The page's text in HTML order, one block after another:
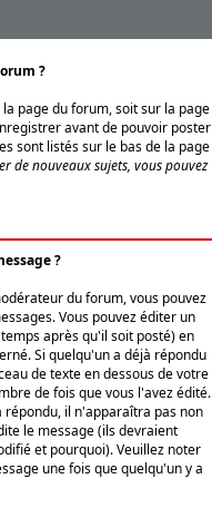
?
page du forum, soit sur la page
avant de pouvoir poster
sont listés sur le bas de la page
de nouveaux sujets, vous pouvez
?
du forum, vous pouvez
Vous pouvez éditer un
après qu'il soit posté) en
Si quelqu'un a déjà répondu
de texte en dessous de votre
de fois que vous l'avez édité.
il n'apparaîtra pas non
le message (ils devraient
et pourquoi). Veuillez noter
une fois que quelqu'un y a